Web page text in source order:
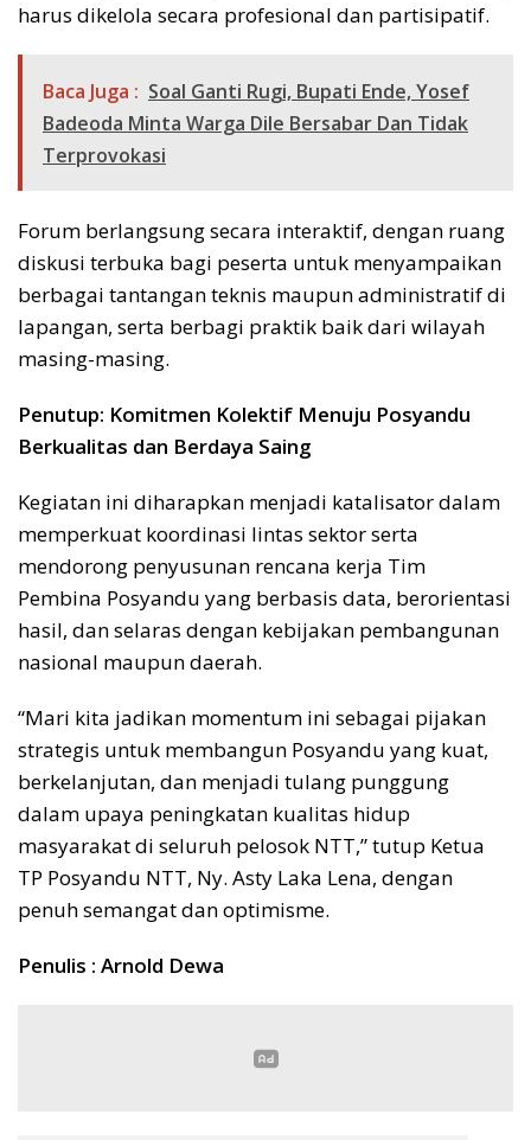
harus dikelola secara profesional dan partisipatif.
Baca Juga : Soal Ganti Rugi, Bupati Ende, Yosef
Badeoda Minta Warga Dile Bersabar Dan Tidak
Terprovokasi
Forum berlangsung secara interaktif, dengan ruang
diskusi terbuka bagi peserta untuk menyampaikan
berbagai tantangan teknis maupun administratif di
lapangan, serta berbagi praktik baik dari wilayah
masing-masing.
Penutup: Komitmen Kolektif Menuju Posyandu
Berkualitas dan Berdaya Saing
Kegiatan ini diharapkan menjadi katalisator dalam
memperkuat koordinasi lintas sektor serta
mendorong penyusunan rencana kerja Tim
Pembina Posyandu yang berbasis data, berorientasi
hasil, dan selaras dengan kebijakan pembangunan
nasional maupun daerah.
“Mari kita jadikan momentum ini sebagai pijakan
strategis untuk membangun Posyandu yang kuat,
berkelanjutan, dan menjadi tulang punggung
dalam upaya peningkatan kualitas hidup
masyarakat di seluruh pelosok NTT,” tutup Ketua
TP Posyandu NTT, Ny. Asty Laka Lena, dengan
penuh semangat dan optimisme.
Penulis : Arnold Dewa